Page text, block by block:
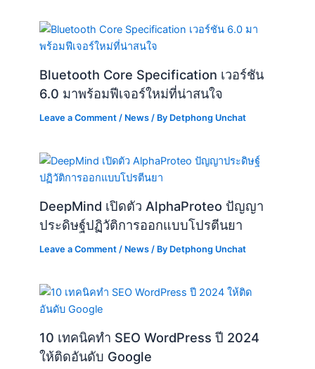
Bluetooth Core Specification เวอร์ชัน
6.0 มาพร้อมฟีเจอร์ใหม่ที่น่าสนใจ
Leave a Comment / News / By Detphong Unchat
DeepMind เปิดตัว AlphaProteo ปัญญา
ประดิษฐ์ปฏิวัติการออกแบบโปรตีนยา
Leave a Comment / News / By Detphong Unchat
10 เทคนิคทำ SEO WordPress ปี 2024
ให้ติดอันดับ Google